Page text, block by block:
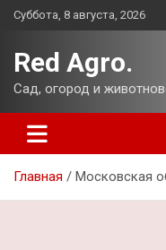
Перейти
Суббота, 8 августа, 2026
Red Agro.
Сад, огород и
Главная Московская